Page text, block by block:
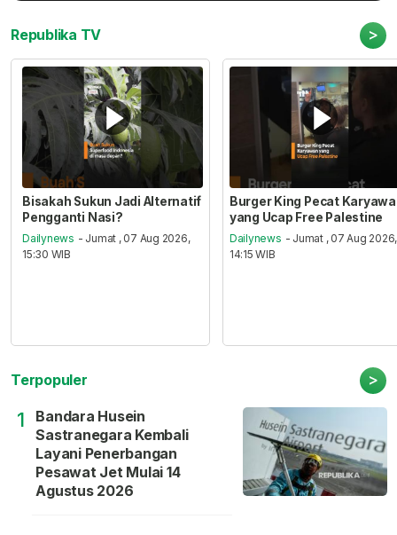
Republika TV >
Bisakah Sukun Jadi Alternatif
Pengganti Nasi?
Dailynews - Jumat , 07 Aug 2026,
15:30 WIB
Burger King Pecat
yang Ucap Free Palestine
Dailynews - Jumat , 07 Aug 2026,
14:15 WIB
Terpopuler >
1
Bandara Husein
Sastranegara Kembali
Layani Penerbangan
Pesawat Jet Mulai 14
Agustus 2026